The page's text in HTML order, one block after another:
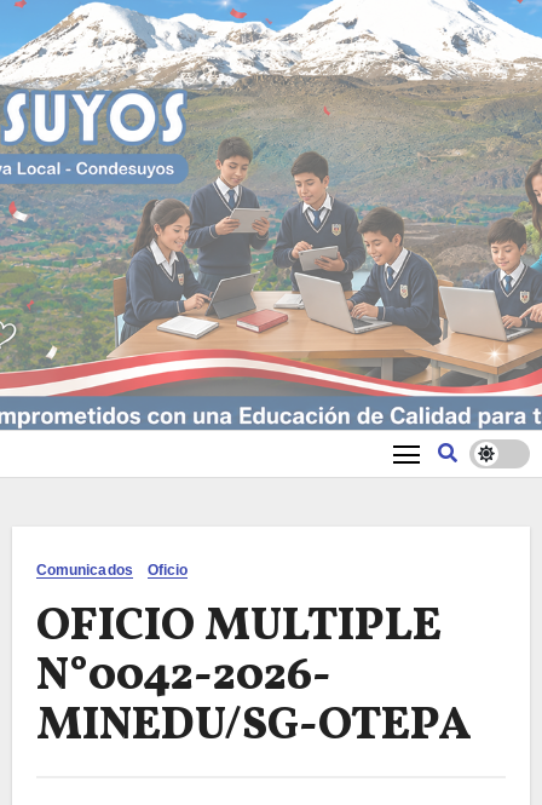
Comunicados Oficio
OFICIO MULTIPLE
N°0042-2026-
MINEDU/SG-OTEPA